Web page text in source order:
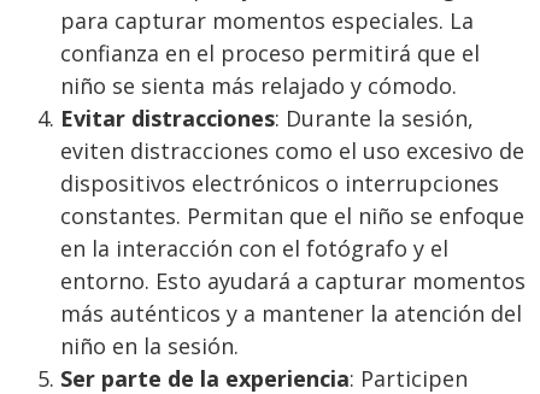
para capturar momentos especiales. La
confianza en el proceso permitirá que el
niño se sienta más relajado y cómodo.
Evitar distracciones: Durante la sesión,
eviten distracciones como el uso excesivo de
dispositivos electrónicos o interrupciones
constantes. Permitan que el niño se enfoque
en la interacción con el fotógrafo y el
entorno. Esto ayudará a capturar momentos
más auténticos y a mantener la atención del
niño en la sesión.
Ser parte de la experiencia: Participen